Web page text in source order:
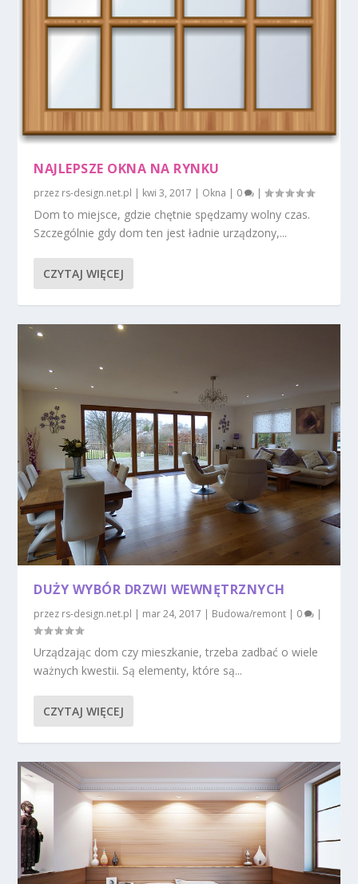
NAJLEPSZE OKNA NA RYNKU
przez rs-design.net.pl | kwi 3, 2017 | Okna | 0 |
Dom to miejsce, gdzie chętnie spędzamy wolny czas.
Szczególnie gdy dom ten jest ładnie urządzony,...
CZYTAJ WIĘCEJ
DUŻY WYBÓR DRZWI WEWNĘTRZNYCH
przez rs-design.net.pl | mar 24, 2017 | Budowa/remont | 0 |
Urządzając dom czy mieszkanie, trzeba zadbać o wiele
ważnych kwestii. Są elementy, które są...
CZYTAJ WIĘCEJ